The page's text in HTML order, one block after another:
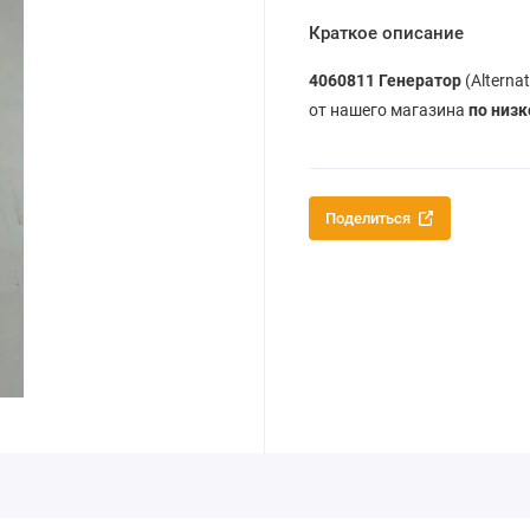
Краткое описание
4060811 Генератор
от нашего магазина по
Поделиться